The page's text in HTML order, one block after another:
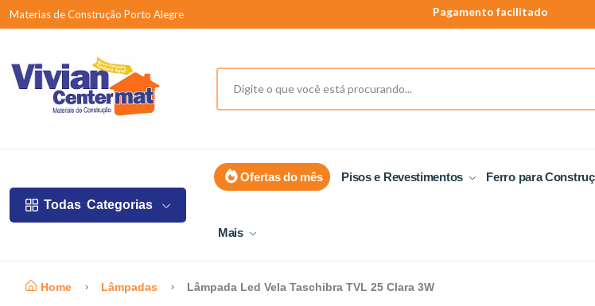
Materias de Construção Porto Alegre
Pagamento facilitado
Todas Categorias
Ofertas do mês Pisos e Revestimentos Ferro para
Mais
Home Lâmpadas Lâmpada Led Vela Taschibra TVL 25 Clara 3W